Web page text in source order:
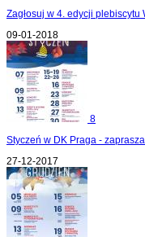
Zagłosuj w 4. edycji plebiscytu
09-01-2018
8
Styczeń w DK Praga -
27-12-2017